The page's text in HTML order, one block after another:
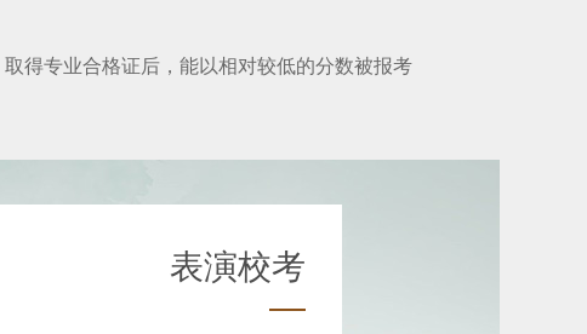
得专业合格证后，能以相对较低的分数被报考
表演校考